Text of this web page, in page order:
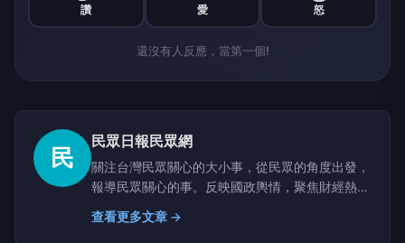
讚 愛 怒
還沒有人反應，當第一個!
民
民眾日報民眾網
關注台灣民眾關心的大小事，從民眾的角度出發，
報導民眾關心的事。反映國政輿情，聚焦財經熱
點，堅持與網路上的鄉民，與馬路上的市民站在一
起。
查看更多文章 →